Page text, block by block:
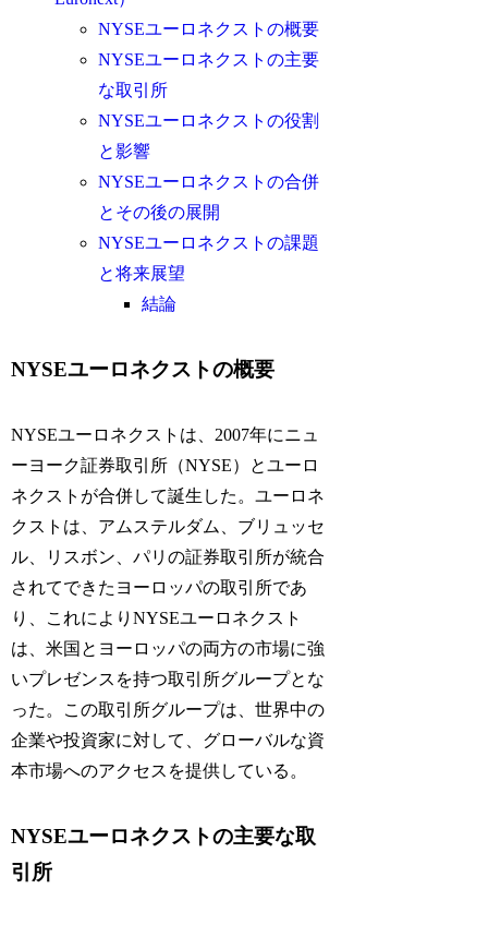
NYSEユーロネクストの概要
NYSEユーロネクストの主要
な取引所
NYSEユーロネクストの役割
と影響
NYSEユーロネクストの合併
とその後の展開
NYSEユーロネクストの課題
と将来展望
結論
NYSEユーロネクストの概要
NYSEユーロネクストは、2007年にニュ
ーヨーク証券取引所（NYSE）とユーロ
ネクストが合併して誕生した。ユーロネ
クストは、アムステルダム、ブリュッセ
ル、リスボン、パリの証券取引所が統合
されてできたヨーロッパの取引所であ
り、これによりNYSEユーロネクスト
は、米国とヨーロッパの両方の市場に強
いプレゼンスを持つ取引所グループとな
った。この取引所グループは、世界中の
企業や投資家に対して、グローバルな資
本市場へのアクセスを提供している。
NYSEユーロネクストの主要な取
引所